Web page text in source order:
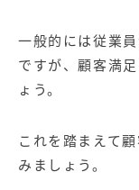
一般的には従業
ですが、顧客満
ょう。
これを踏まえて
みましょう。